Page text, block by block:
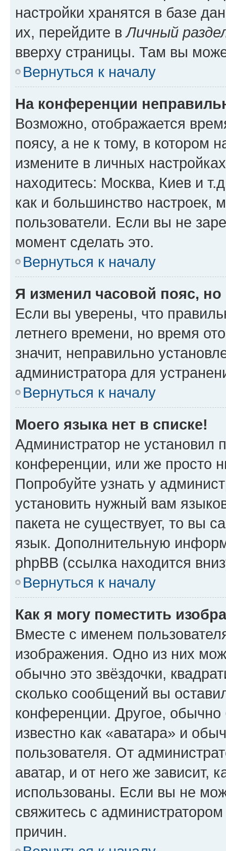
настройки хранятся в базе
их, перейдите вЛичный
вверху страницы. Там вы
Вернуться к началу
На конференции
Возможно, отображается
поясу, а не к тому, в котором
измените в личных
находитесь: Москва, Киев и
как и большинство настроек,
пользователи. Если вы не
момент сделать это.
Вернуться к началу
Я изменил часовой пояс,
Если вы уверены, что
летнего времени, но время
значит, неправильно
администратора для
Вернуться к началу
Моего языка нет в списке!
Администратор не установил
конференции, или же просто
Попробуйте узнать у
установить нужный вам
пакета не существует, то вы
язык. Дополнительную
phpBB (ссылка находится
Вернуться к началу
Как я могу поместить
Вместе с именем
изображения. Одно из них
обычно это звёздочки,
сколько сообщений вы
конференции. Другое,
известно как «аватара» и
пользователя. От
аватар, и от него же зависит,
использованы. Если вы не
свяжитесь с
причин.